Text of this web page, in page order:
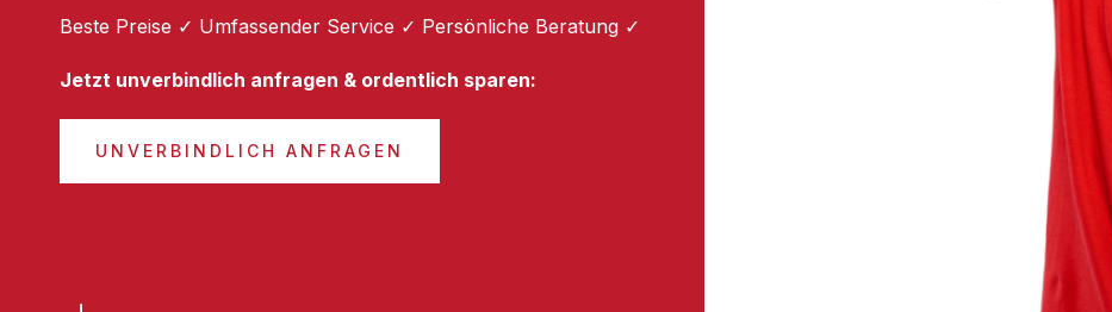
Beste Preise ✓ Umfassender Service ✓ Persönliche Beratung ✓
Jetzt unverbindlich anfragen & ordentlich sparen:
UNVERBINDLICH ANFRAGEN